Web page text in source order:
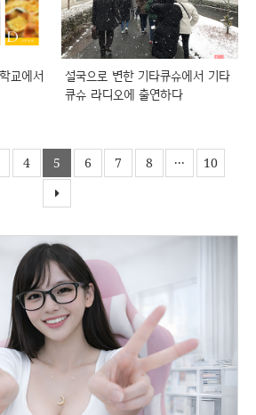
교에서
설국으로 변한 기타큐슈에서 기타
큐슈 라디오에 출연하다
4 5 6 7 8 ··· 10